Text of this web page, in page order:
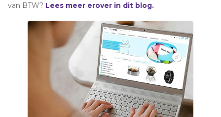
van BTW? Lees meer erover in dit blog.